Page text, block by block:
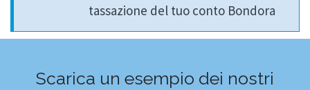
tassazione del tuo conto Bondora
Scarica un esempio dei nostri